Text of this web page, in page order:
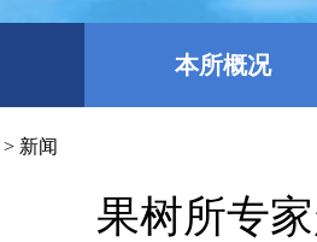
本所概况
> 新闻
果树所专